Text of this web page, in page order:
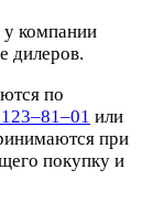
у компании
дилеров.
по
или
при
покупку и